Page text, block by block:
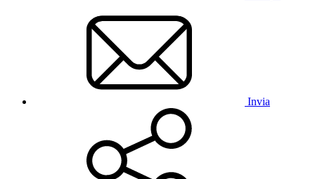
Invia